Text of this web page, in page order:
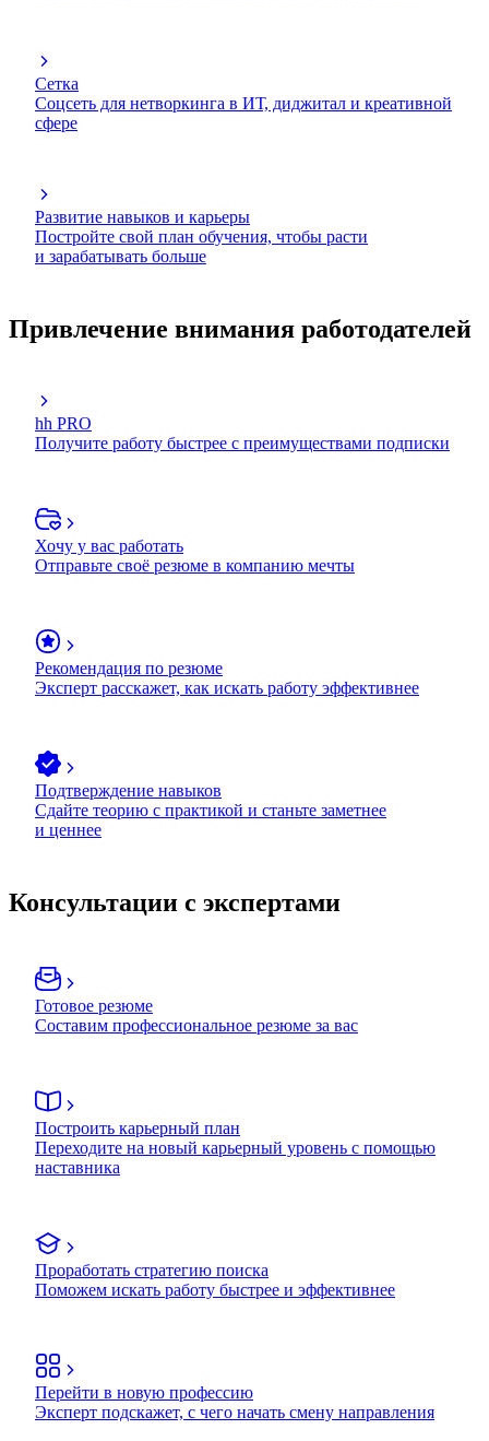
Сетка
Соцсеть для нетворкинга в ИТ, диджитал и креативной
сфере
Развитие навыков и карьеры
Постройте свой план обучения, чтобы расти
и зарабатывать больше
Привлечение внимания работодателей
hh PRO
Получите работу быстрее с преимуществами подписки
Хочу у вас работать
Отправьте своё резюме в компанию мечты
Рекомендация по резюме
Эксперт расскажет, как искать работу эффективнее
Подтверждение навыков
Сдайте теорию с практикой и станьте заметнее
и ценнее
Консультации с экспертами
Готовое резюме
Составим профессиональное резюме за вас
Построить карьерный план
Переходите на новый карьерный уровень с помощью
наставника
Проработать стратегию поиска
Поможем искать работу быстрее и эффективнее
Перейти в новую профессию
Эксперт подскажет, с чего начать смену направления